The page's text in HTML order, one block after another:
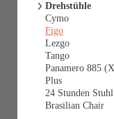
Drehstühle
Cymo
Figo
Lezgo
Tango
Panamero 885
Plus
24 Stunden Stuhl
Brasilian Chair